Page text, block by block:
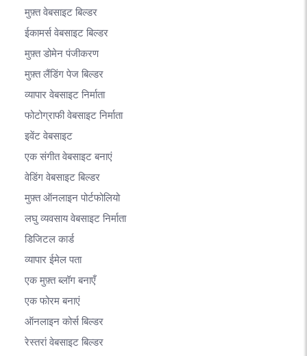
मुफ़्त वेबसाइट बिल्डर
ईकामर्स वेबसाइट बिल्डर
मुफ़्त डोमेन पंजीकरण
मुफ़्त लैंडिंग पेज बिल्डर
व्यापार वेबसाइट निर्माता
फोटोग्राफी वेबसाइट निर्माता
इवेंट वेबसाइट
एक संगीत वेबसाइट बनाएं
वेडिंग वेबसाइट बिल्डर
मुफ़्त ऑनलाइन पोर्टफोलियो
लघु व्यवसाय वेबसाइट निर्माता
डिजिटल कार्ड
व्यापार ईमेल पता
एक मुफ़्त ब्लॉग बनाएँ
एक फोरम बनाएं
ऑनलाइन कोर्स बिल्डर
रेस्तरां वेबसाइट बिल्डर